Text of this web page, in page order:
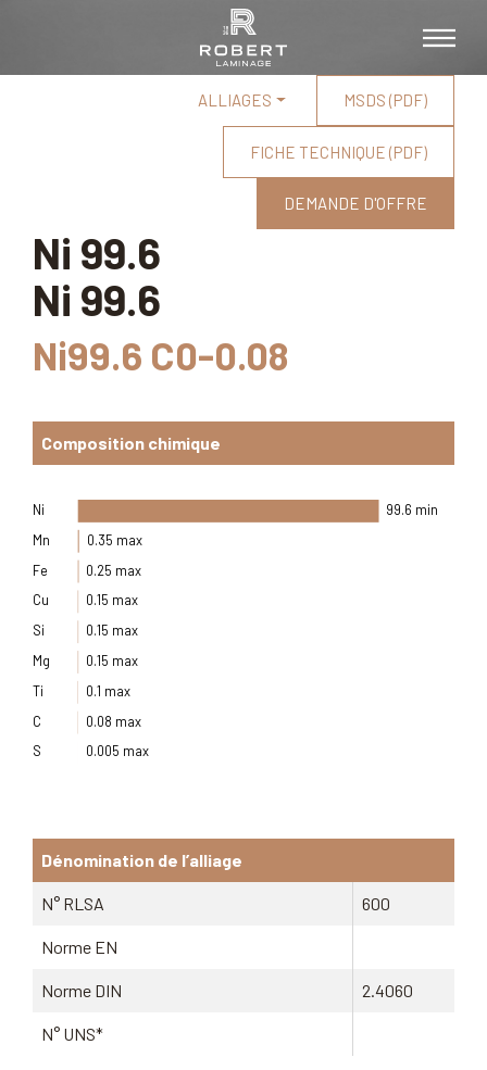
ALLIAGES MSDS (PDF)
FICHE TECHNIQUE (PDF)
DEMANDE D'OFFRE
Ni 99.6
Ni 99.6
Ni99.6 C0-0.08
Composition chimique
Ni
99.6 min
Mn
0.35 max
Fe
0.25 max
Cu
0.15 max
Si
0.15 max
Mg
0.15 max
Ti
0.1 max
C
0.08 max
S 0.005 max
Dénomination de l’alliage
N° RLSA 600
Norme EN
Norme DIN 2.4060
N° UNS*